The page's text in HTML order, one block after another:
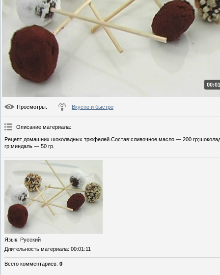
Просмотры: Вкусно и быстро
Описание материала:
Рецепт домашних шоколадных трюфелей.Состав:сливочное масло — 200
гр;миндаль — 50 гр.
Язык: Русский
Длительность материала: 00:01:11
Всего комментариев: 0